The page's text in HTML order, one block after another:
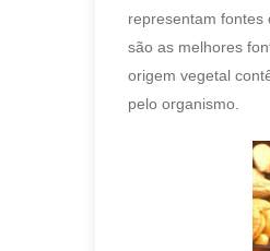
representam fontes
são as melhores
origem vegetal
pelo organismo.